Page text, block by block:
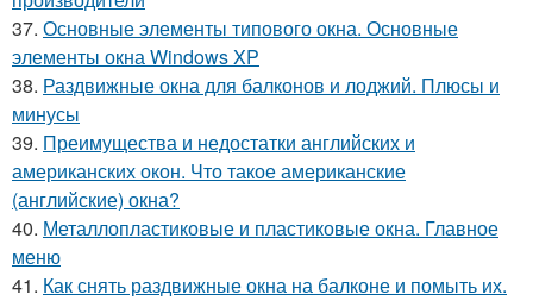
37. Основные элементы типового окна. Основные
элементы окна Windows XP
38. Раздвижные окна для балконов и лоджий. Плюсы и
минусы
39. Преимущества и недостатки английских и
американских окон. Что такое американские
(английские) окна?
40. Металлопластиковые и пластиковые окна. Главное
меню
41. Как снять раздвижные окна на балконе и помыть их.